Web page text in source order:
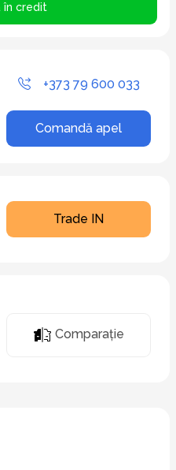
în credit
+373 79 600 033
Comandă apel
Trade IN
Comparaţie